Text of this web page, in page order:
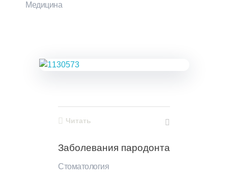
Медицина
Заболевания пародонта
Стоматология
Читать